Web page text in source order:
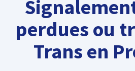
perdues ou
Trans en